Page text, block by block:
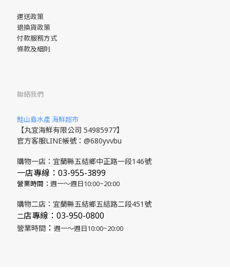
運送政策
退換貨政策
付款服務方式
條款及細則
聯絡我們
鮭山島水產 海鮮超市
【丸宜海鮮有限公司 54985977】
官方客服LINE帳號：@680yvvbu
購物一店：宜蘭縣五結鄉中正路一段146號
一店專線：03-955-3899
營業時間： 週一～週日10:00~20:00
購物二店：宜蘭縣五結鄉五結路二段451號
​二店專線 ：03-950-0800
營業時間 ： 週一～週日10:00~20:00